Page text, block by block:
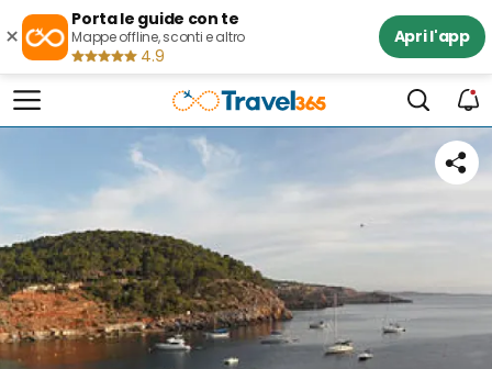
×
Porta le guide con te
Mappe offline, sconti e altro
4.9
Apri l'app